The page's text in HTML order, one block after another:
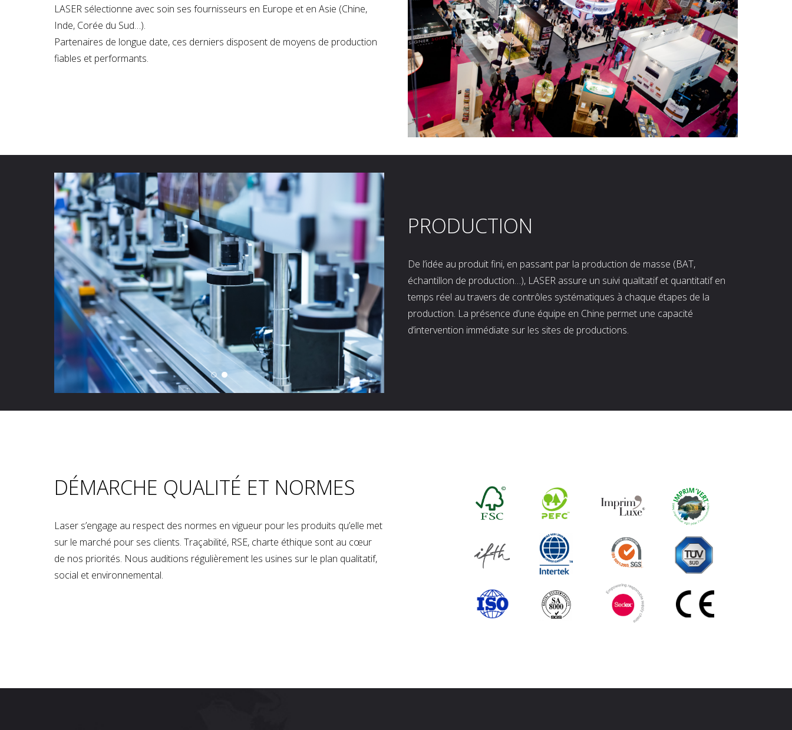
LASER sélectionne avec soin ses fournisseurs en Europe et en Asie (Chine,
Inde, Corée du Sud…).
Partenaires de longue date, ces derniers disposent de moyens de production
fiables et performants.
PRODUCTION
De l’idée au produit fini, en passant par la production de masse (BAT,
échantillon de production…), LASER assure un suivi qualitatif et quantitatif en
temps réel au travers de contrôles systématiques à chaque étapes de la
production. La présence d’une équipe en Chine permet une capacité
d’intervention immédiate sur les sites de productions.
DÉMARCHE QUALITÉ ET NORMES
Laser s’engage au respect des normes en vigueur pour les produits qu’elle met
sur le marché pour ses clients. Traçabilité, RSE, charte éthique sont au cœur
de nos priorités. Nous auditions régulièrement les usines sur le plan qualitatif,
social et environnemental.